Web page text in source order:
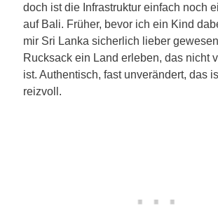
doch ist die Infrastruktur einfach noch
auf Bali. Früher, bevor ich ein Kind
mir Sri Lanka sicherlich lieber
Rucksack ein Land erleben, das nicht
ist. Authentisch, fast unverändert, das
reizvoll.